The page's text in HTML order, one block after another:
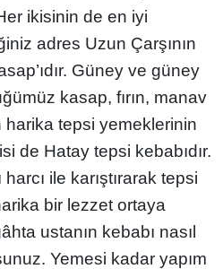
ikisinin de en iyi
adres Uzun Çarşının
Güney ve güney
kasap, fırın, manav
harika tepsi yemeklerinin
de Hatay tepsi kebabıdır.
ile karıştırarak tepsi
bir lezzet ortaya
ustanın kebabı nasıl
Yemesi kadar yapım